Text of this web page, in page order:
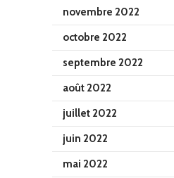
novembre 2022
octobre 2022
septembre 2022
août 2022
juillet 2022
juin 2022
mai 2022